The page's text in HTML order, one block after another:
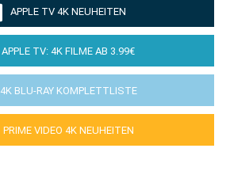
APPLE TV 4K NEUHEITEN
APPLE TV: 4K FILME AB 3.99€
4K BLU-RAY KOMPLETTLISTE
PRIME VIDEO 4K NEUHEITEN